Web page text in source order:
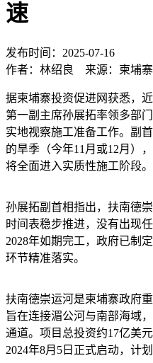
速
发布时间：2025-07-16
作者：林绍良 来源：柬埔寨
据柬埔寨投资促进网获悉，
第一副主席孙展拓率领多部
实地视察施工准备工作。副
的旱季（今年11月或12月）
将全面进入实质性施工阶段。
孙展拓副首相指出，扶南德
时间表稳步推进，没有出现
2028年如期完工，政府已制
环节精准落实。
扶南德崇运河是柬埔寨政府
旨在连接湄公河与南部海域
通道。项目总投资约17亿美
2024年8月5日正式启动，计